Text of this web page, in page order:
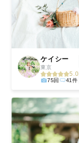
ケイシー
東京
5.0
75回 41件